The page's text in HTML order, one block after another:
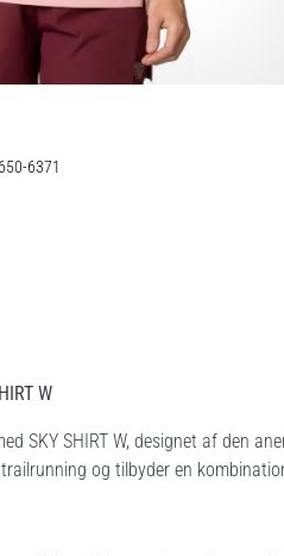
6371
W
SKY SHIRT W, designet af den
og tilbyder en